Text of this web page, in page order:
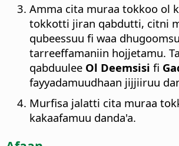
Amma cita muraa tokkoo ol
tokkotti jiran qabdutti, citni
qubeessuu fi waa
tarreeffamaniin hojjetamu.
qabduulee Ol Deemsisi fi
fayyadamuudhaan jijjiiruu
Murfisa jalatti cita muraa
kakaafamuu danda'a.